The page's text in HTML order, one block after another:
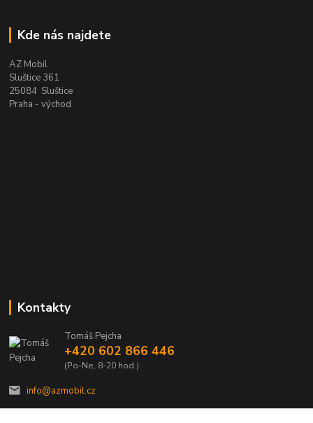
Kde nás najdete
AZ Mobil
Sluštice 361
25084 Sluštice
Praha - východ
Kontakty
Tomáš Pejcha
+420 602 866 446
(Po-Ne, 8-20 hod.)
info@azmobil.cz